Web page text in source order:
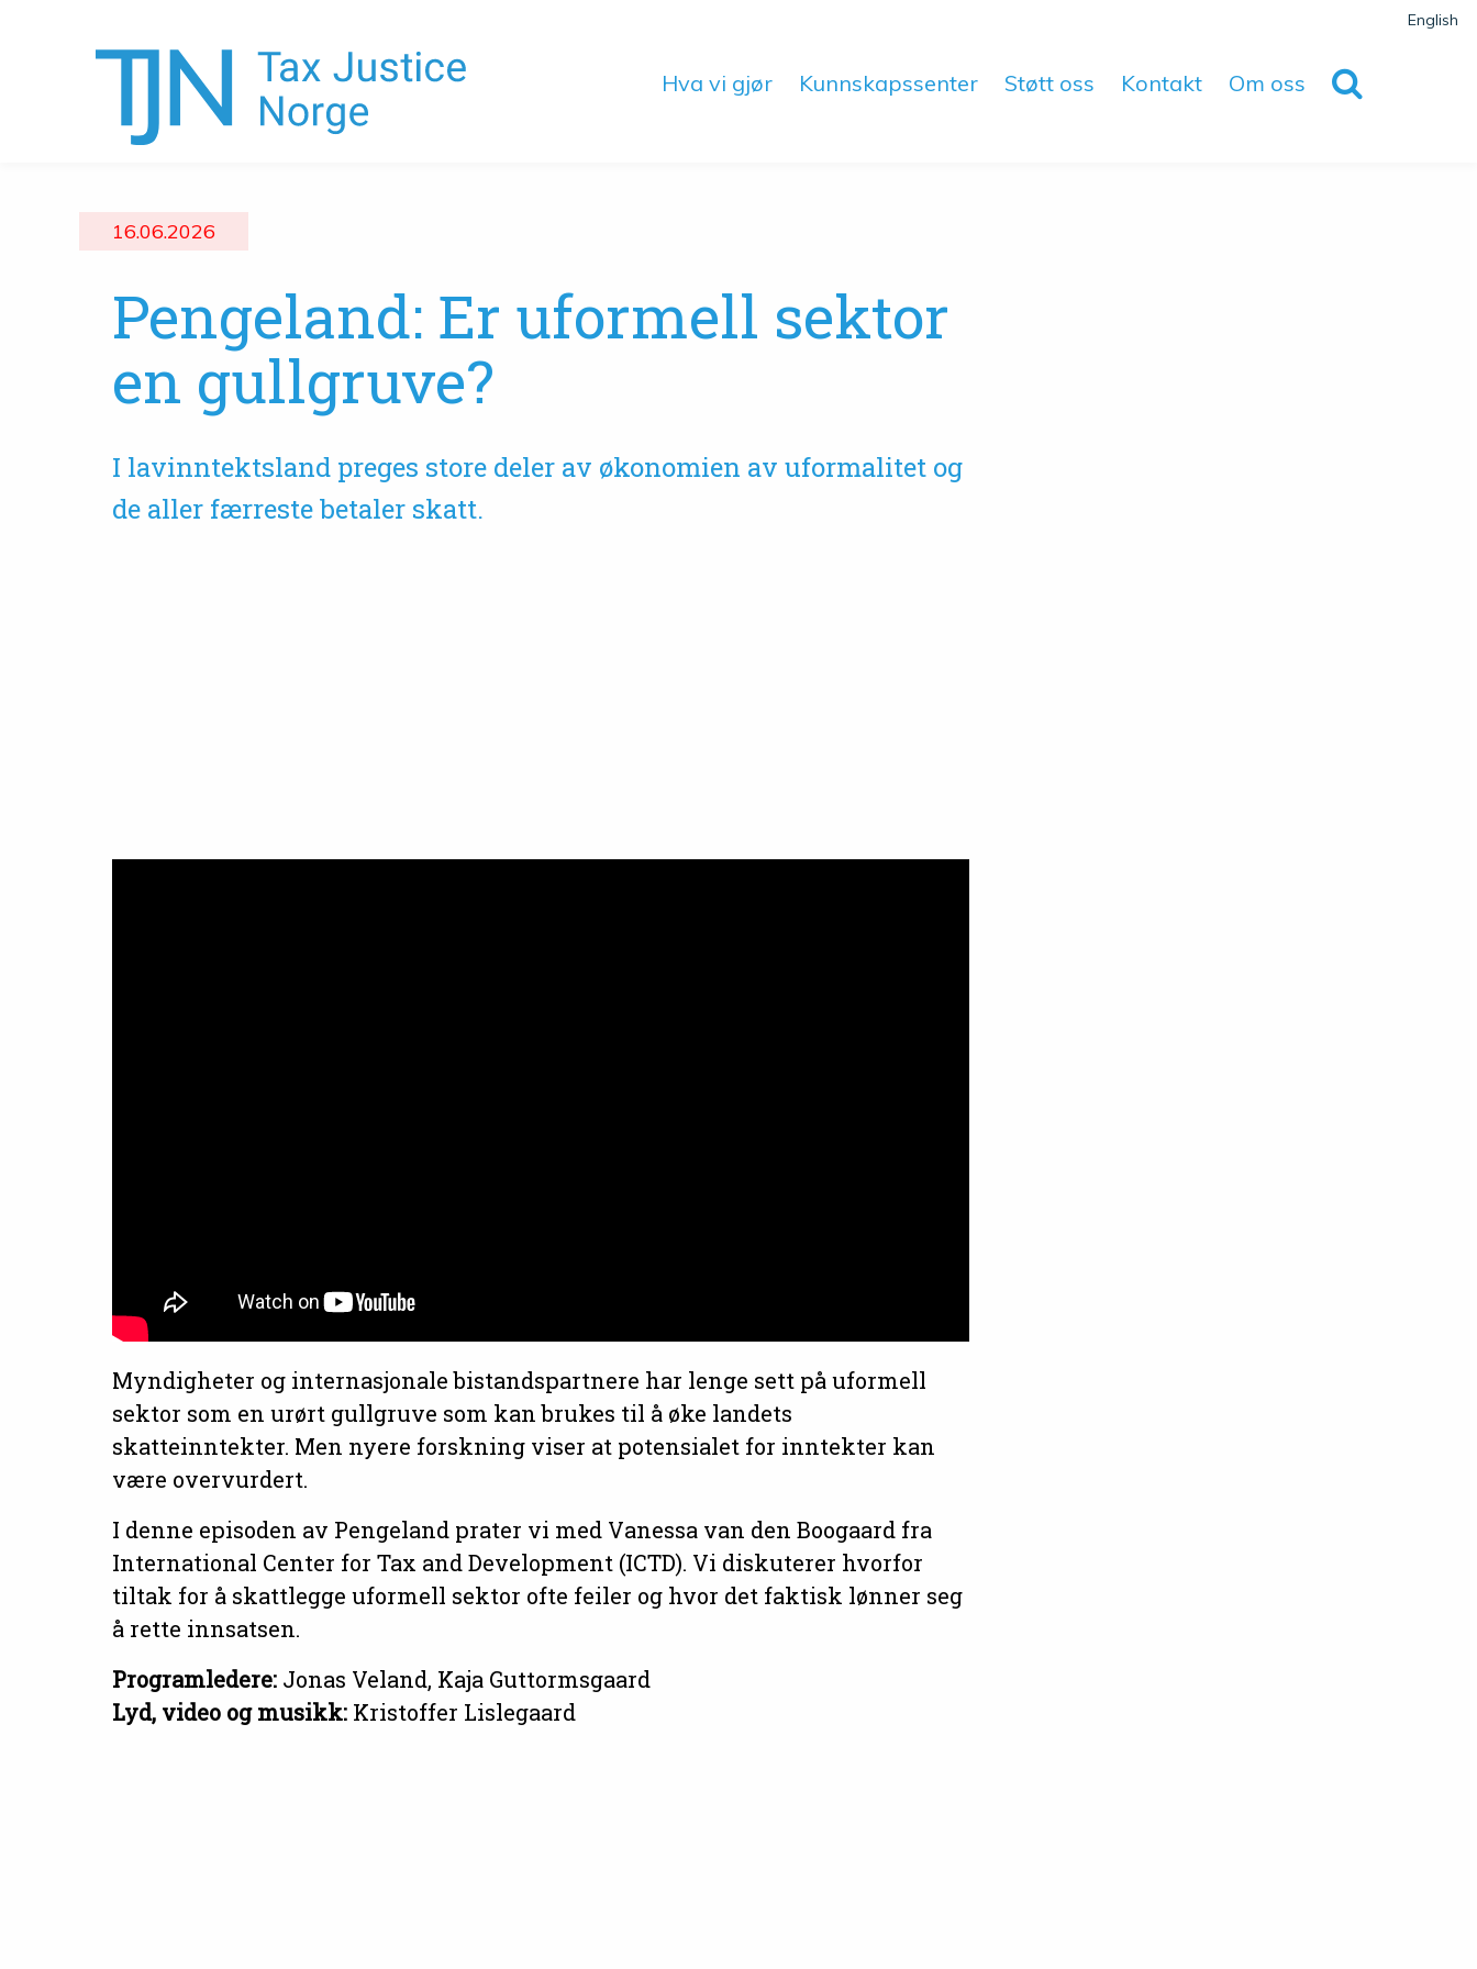
Hva vi gjør Kunnskapssenter Støtt oss Kontakt Om oss
English
16.06.2026
Pengeland: Er uformell sektor
en gullgruve?
I lavinntektsland preges store deler av økonomien av uformalitet og
de aller færreste betaler skatt.
Myndigheter og internasjonale bistandspartnere har lenge sett på uformell
sektor som en urørt gullgruve som kan brukes til å øke landets
skatteinntekter. Men nyere forskning viser at potensialet for inntekter kan
være overvurdert.
I denne episoden av Pengeland prater vi med Vanessa van den Boogaard fra
International Center for Tax and Development (ICTD). Vi diskuterer hvorfor
tiltak for å skattlegge uformell sektor ofte feiler og hvor det faktisk lønner seg
å rette innsatsen.
Programledere: Jonas Veland, Kaja Guttormsgaard
Lyd, video og musikk: Kristoffer Lislegaard